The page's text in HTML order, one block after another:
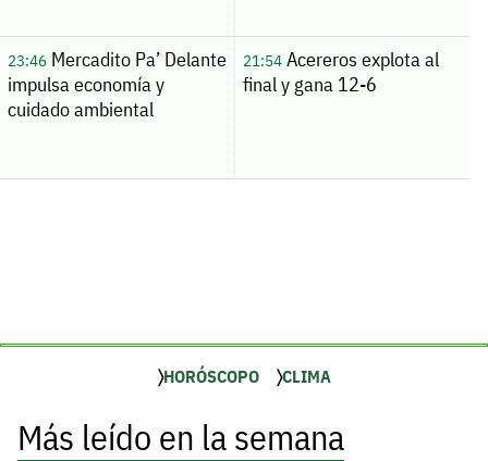
23:46Mercadito Pa’ Delante
impulsa economía y
cuidado ambiental
21:54Acereros explota al
final y gana 12-6
HORÓSCOPO CLIMA
Más leído en la semana